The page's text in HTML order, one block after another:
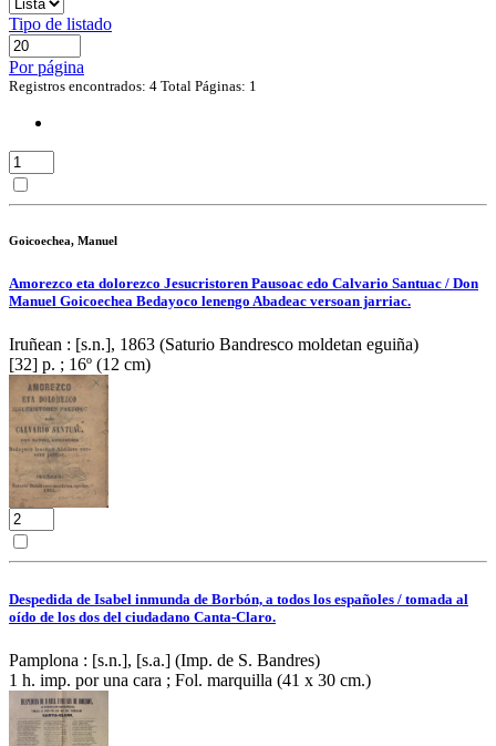
Tipo de listado
Por página
Registros encontrados: 4 Total Páginas: 1
Goicoechea, Manuel
Amorezco eta dolorezco Jesucristoren Pausoac edo Calvario Santuac / Don
Manuel Goicoechea Bedayoco lenengo Abadeac versoan jarriac.
Iruñean : [s.n.], 1863 (Saturio Bandresco moldetan eguiña)
[32] p. ; 16º (12 cm)
Despedida de Isabel inmunda de Borbón, a todos los españoles / tomada al
oído de los dos del ciudadano Canta-Claro.
Pamplona : [s.n.], [s.a.] (Imp. de S. Bandres)
1 h. imp. por una cara ; Fol. marquilla (41 x 30 cm.)